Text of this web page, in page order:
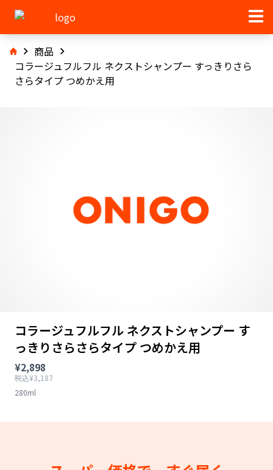
商品
コラージュフルフル ネクストシャンプー すっきりさら
さらタイプ つめかえ用
コラージュフルフル ネクストシャンプー す
っきりさらさらタイプ つめかえ用
¥2,898
税込¥3,187
280ml